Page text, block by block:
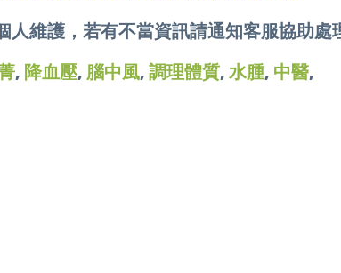
人維護，若有不當資訊請通知客服協助處
, 降血壓, 腦中風, 調理體質, 水腫, 中醫,